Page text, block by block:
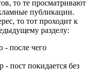
то те просматривают
публикации.
то тот проходит к
разделу:
- после чего
пост покидается без